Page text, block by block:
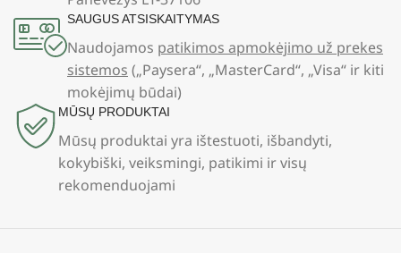
SAUGUS ATSISKAITYMAS
Naudojamos patikimos apmokėjimo už prekes
sistemos („Paysera“, „MasterCard“, „Visa“ ir kiti
mokėjimų būdai)
MŪSŲ PRODUKTAI
Mūsų produktai yra ištestuoti, išbandyti,
kokybiški, veiksmingi, patikimi ir visų
rekomenduojami